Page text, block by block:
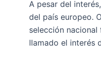
A pesar del
del país europeo.
selección nacional
llamado el interés